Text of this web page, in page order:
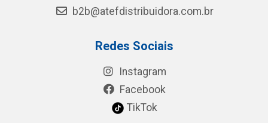
b2b@atefdistribuidora.com.br
Redes Sociais
Instagram
Facebook
TikTok